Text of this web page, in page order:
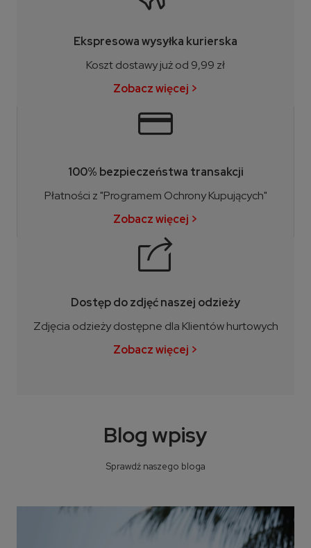
Ekspresowa wysyłka kurierska
Koszt dostawy już od 9,99 zł
Zobacz więcej >
100% bezpieczeństwa transakcji
Płatności z "Programem Ochrony Kupujących"
Zobacz więcej >
Dostęp do zdjęć naszej odzieży
Zdjęcia odzieży dostępne dla Klientów hurtowych
Zobacz więcej >
Blog wpisy
Sprawdź naszego bloga